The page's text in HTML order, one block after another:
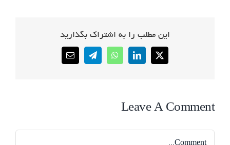
این مطلب را به اشتراک بگذارید
X
LinkedIn
WhatsApp
Telegram
Email
Leave A Comment